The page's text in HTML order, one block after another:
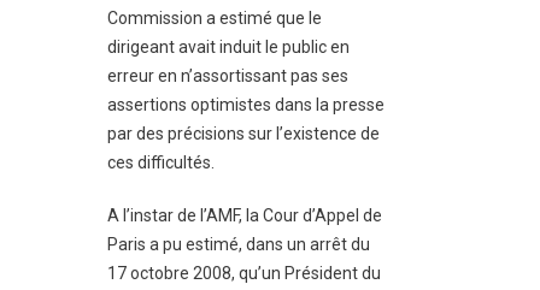
Commission a estimé que le
dirigeant avait induit le public en
erreur en n’assortissant pas ses
assertions optimistes dans la presse
par des précisions sur l’existence de
ces difficultés.
A l’instar de l’AMF, la Cour d’Appel de
Paris a pu estimé, dans un arrêt du
17 octobre 2008, qu’un Président du